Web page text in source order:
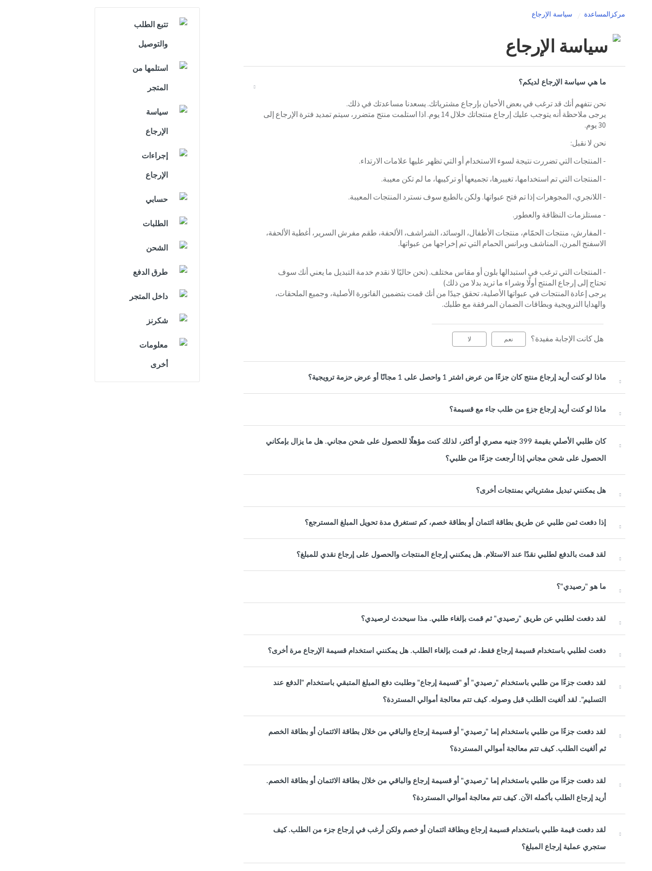
مركزالمساعدة سياسة الإرجاع
سياسة الإرجاع
ما هي سياسة الإرجاع لديكم؟
نحن نتفهم أنك قد ترغب في بعض الأحيان بإرجاع مشترياتك. يسعدنا مساعدتك في ذلك.
يرجى ملاحظة أنه يتوجب عليك إرجاع منتجاتك خلال 14 يوم. اذا استلمت منتج متضرر، سيتم تمديد فترة الإرجاع إلى
30 يوم.
نحن لا نقبل:
- المنتجات التي تضررت نتيجة لسوء الاستخدام أو التي تظهر عليها علامات الارتداء.
- المنتجات التي تم استخدامها، تغييرها، تجميعها أو تركيبها، ما لم تكن معيبة.
- اللانجري، المجوهرات إذا تم فتح عبواتها. ولكن بالطبع سوف نسترد المنتجات المعيبة.
- مستلزمات النظافة والعطور.
- المفارش، منتجات الحمّام، منتجات الأطفال، الوسائد، الشراشف، الألحفة، طقم مفرش السرير، أغطية الألحفة،
الاسفنج المرن، المناشف وبرانس الحمام التي تم إخراجها من عبواتها.
- المنتجات التي ترغب في استبدالها بلون أو مقاس مختلف. (نحن حاليًا لا نقدم خدمة التبديل ما يعني أنك سوف
تحتاج إلى إرجاع المنتج أولًا وشراء ما تريد بدلا من ذلك)
يرجى إعادة المنتجات في عبواتها الأصلية، تحقق جيدًا من أنك قمت بتضمين الفاتورة الأصلية، وجميع الملحقات،
والهدايا الترويجية وبطاقات الضمان المرفقة مع طلبك.
هل كانت الإجابة مفيدة؟ نعم لا
ماذا لو كنت أريد إرجاع منتج كان جزءًا من عرض اشتر 1 واحصل على 1 مجانًا أو عرض حزمة ترويجية؟
ماذا لو كنت أريد إرجاع جزءٍ من طلب جاء مع قسيمة؟
كان طلبي الأصلي بقيمة 399 جنيه مصري أو أكثر، لذلك كنت مؤهلًا للحصول على شحن مجاني. هل ما يزال بإمكاني
الحصول على شحن مجاني إذا أرجعت جزءًا من طلبي؟
هل يمكنني تبديل مشترياتي بمنتجات أخرى؟
إذا دفعت ثمن طلبي عن طريق بطاقة ائتمان أو بطاقة خصم، كم تستغرق مدة تحويل المبلغ المسترجع؟
لقد قمت بالدفع لطلبي نقدًا عند الاستلام. هل يمكنني إرجاع المنتجات والحصول على إرجاع نقدي للمبلغ؟
ما هو "رصيدي"؟
لقد دفعت لطلبي عن طريق "رصيدي" ثم قمت بإلغاء طلبي. مذا سيحدث لرصيدي؟
دفعت لطلبي باستخدام قسيمة إرجاع فقط، ثم قمت بإلغاء الطلب. هل يمكنني استخدام قسيمة الإرجاع مرة أخرى؟
لقد دفعت جزءًا من طلبي باستخدام "رصيدي" أو "قسيمة إرجاع" وطلبت دفع المبلغ المتبقي باستخدام "الدفع عند
التسليم". لقد ألغيت الطلب قبل وصوله. كيف تتم معالجة أموالي المستردة؟
لقد دفعت جزءًا من طلبي باستخدام إما "رصيدي" أو قسيمة إرجاع والباقي من خلال بطاقة الائتمان أو بطاقة الخصم
ثم ألغيت الطلب. كيف تتم معالجة أموالي المستردة؟
لقد دفعت جزءًا من طلبي باستخدام إما "رصيدي" أو قسيمة إرجاع والباقي من خلال بطاقة الائتمان أو بطاقة الخصم.
أريد إرجاع الطلب بأكمله الآن. كيف تتم معالجة أموالي المستردة؟
لقد دفعت قيمة طلبي باستخدام قسيمة إرجاع وبطاقة ائتمان أو خصم ولكن أرغب في إرجاع جزء من الطلب. كيف
ستجري عملية إرجاع المبلغ؟
تتبع الطلب
والتوصيل
استلمها من
المتجر
سياسة
الإرجاع
إجراءات
الإرجاع
حسابي
الطلبات
الشحن
طرق الدفع
داخل المتجر
شكرنز
معلومات
أخرى